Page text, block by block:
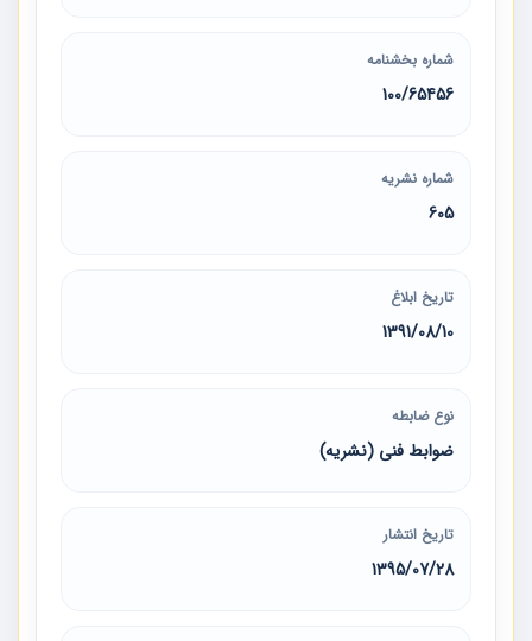
شماره بخشنامه
100/65456
شماره نشریه
605
تاریخ ابلاغ
1391/08/10
نوع ضابطه
ضوابط فنی (نشریه)
تاریخ انتشار
1395/07/28